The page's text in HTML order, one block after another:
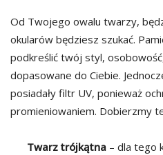
Od Twojego owalu twarzy,
okularów będziesz szukać.
podkreślić twój styl,
dopasowane do Ciebie.
posiadały filtr UV, ponieważ
promieniowaniem. Dobierzmy
Twarz trójkątna – dla tego